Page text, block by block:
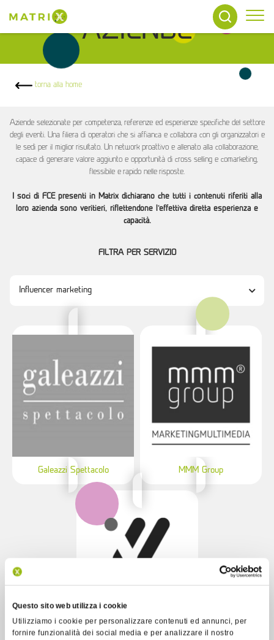
Questo sito web utilizza i cookie
Utilizziamo i cookie per personalizzare contenuti ed annunci, per
fornire funzionalità dei social media e per analizzare il nostro
AZIENDE
torna alla home
Aziende selezionate per competenza, referenze ed esperienze specifiche del settore
degli eventi. Una filiera di operatori che si affianca e collabora con gli organizzatori e
le sedi per il miglior risultato. Un network proattivo e allenato alla collaborazione,
capace di generare valore aggiunto e opportunità di cross selling e comarketing,
flessibile e rapido nelle risposte.
I soci di FCE presenti in Matrix dichiarano che tutti i contenuti riferiti alla
loro azienda sono veritieri, riflettendone l’effettiva diretta esperienza e
capacità.
FILTRA PER SERVIZIO
Galeazzi Spettacolo MMM Group
WINTRADE